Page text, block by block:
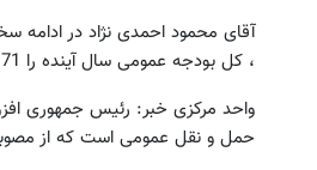
، کل بودجه عمومی سال آینده را 71 هزار و 500 میلیارد تومان و بودجه شرکت ها را 203 هزار میلیارد تومان اعلام کرد.
حمل و نقل عمومی است که از